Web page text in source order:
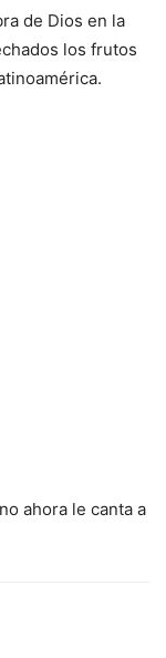
de Dios en la
los frutos
ahora le canta a